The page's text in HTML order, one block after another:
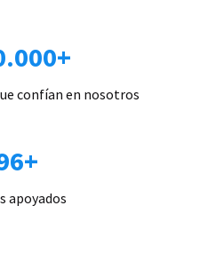
confían en nosotros
apoyados